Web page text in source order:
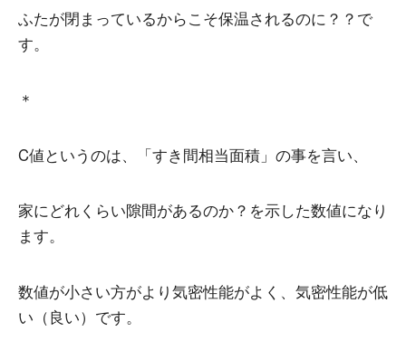
ふたが閉まっているからこそ保温されるのに？？で
す。
＊
C値というのは、「すき間相当面積」の事を言い、
家にどれくらい隙間があるのか？を示した数値になり
ます。
数値が小さい方がより気密性能がよく、気密性能が低
い（良い）です。